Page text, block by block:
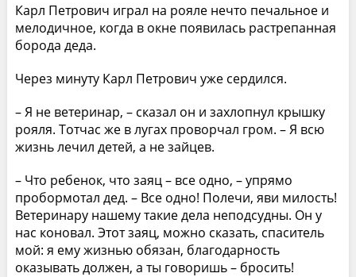
Карл Петрович играл на рояле нечто печальное и
мелодичное, когда в окне появилась растрепанная
борода деда.
Через минуту Карл Петрович уже сердился.
– Я не ветеринар, – сказал он и захлопнул крышку
рояля. Тотчас же в лугах проворчал гром. – Я всю
жизнь лечил детей, а не зайцев.
– Что ребенок, что заяц – все одно, – упрямо
пробормотал дед. – Все одно! Полечи, яви милость!
Ветеринару нашему такие дела неподсудны. Он у
нас коновал. Этот заяц, можно сказать, спаситель
мой: я ему жизнью обязан, благодарность
оказывать должен, а ты говоришь – бросить!